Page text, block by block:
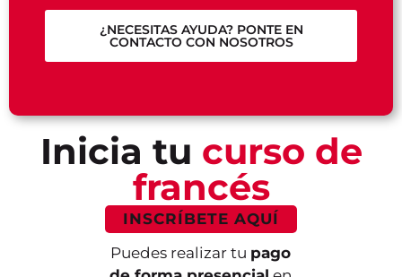
¿NECESITAS AYUDA? PONTE EN
CONTACTO CON NOSOTROS
Inicia tu curso de
francés
INSCRÍBETE AQUÍ
Puedes realizar tu pago